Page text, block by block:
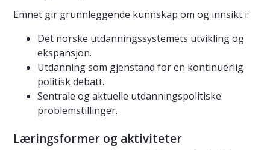
Emnet gir grunnleggende kunnskap om og innsikt i:
Det norske utdanningssystemets utvikling og
ekspansjon.
Utdanning som gjenstand for en kontinuerlig
politisk debatt.
Sentrale og aktuelle utdanningspolitiske
problemstillinger.
Læringsformer og aktiviteter